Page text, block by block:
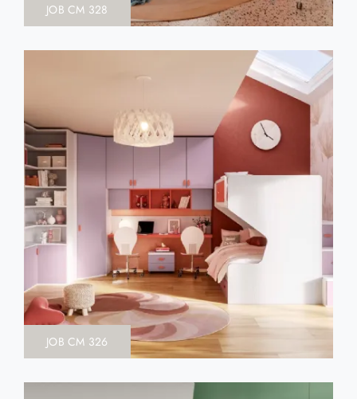
JOB CM 328
JOB CM 326